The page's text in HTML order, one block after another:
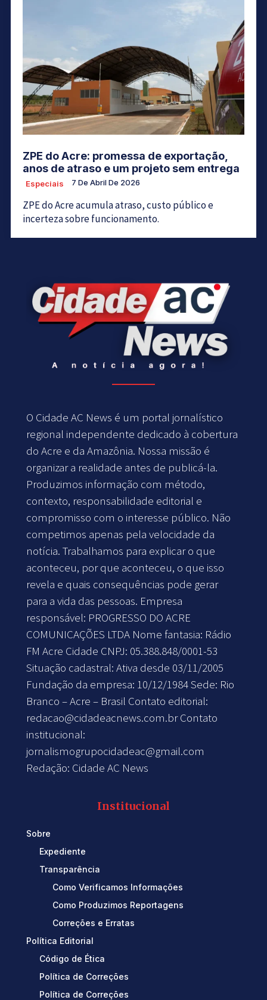
ZPE do Acre: promessa de exportação,
anos de atraso e um projeto sem entrega
Especiais 7 De Abril De 2026
ZPE do Acre acumula atraso, custo público e
incerteza sobre funcionamento.
O Cidade AC News é um portal jornalístico
regional independente dedicado à cobertura
do Acre e da Amazônia. Nossa missão é
organizar a realidade antes de publicá-la.
Produzimos informação com método,
contexto, responsabilidade editorial e
compromisso com o interesse público. Não
competimos apenas pela velocidade da
notícia. Trabalhamos para explicar o que
aconteceu, por que aconteceu, o que isso
revela e quais consequências pode gerar
para a vida das pessoas. Empresa
responsável: PROGRESSO DO ACRE
COMUNICAÇÕES LTDA Nome fantasia: Rádio
FM Acre Cidade CNPJ: 05.388.848/0001-53
Situação cadastral: Ativa desde 03/11/2005
Fundação da empresa: 10/12/1984 Sede: Rio
Branco – Acre – Brasil Contato editorial:
redacao@cidadeacnews.com.brContato
institucional:
jornalismogrupocidadeac@gmail.com
Redação: Cidade AC News
Institucional
Sobre
Expediente
Transparência
Como Verificamos Informações
Como Produzimos Reportagens
Correções e Erratas
Política Editorial
Código de Ética
Política de Correções
Política de Correções